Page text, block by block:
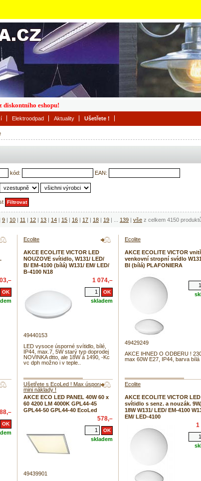
kód: EAN:
9 | 10 | 11 | 12 | 13 | 14 | 15 | 16 | 17 | 18 | 19 | 139 | vše z celkem 4150
Ecolite
AKCE ECOLITE VICTOR LED
NOUZOVE svítidlo, W131/ LED/
B/ EM-4100 (bílá) W131/ EM/ LED/
B-4100 N18
1 074,–
skladem
49440153
LED vysoce úsporné svítidlo, bílé,
IP44, max.7, 5W starý typ doprodej
NOVINKA dtto, ale 18W á 1490, -Kc
vc dph možno i v teple..
Ecolite
AKCE ECOLITE VICTOR
venkovní stropní svídlo
BI (bílá) PLAFONIERA
49429249
AKCE IHNED O ODBERU !
max 60W E27, IP44, barva bílá
Ušetřete s EcoLed ! Max úspora s
mini náklady !
AKCE ECO LED PANEL 40W 60 x
60 4200 LM 4000K GPL44-45
GPL44-50 GPL44-40 EcoLed
578,–
skladem
49439901
Ecolite
AKCE ECOLITE VICTOR LED
svítidlo s senz. a nouzák. 9W,
18W W131/ LED/ EM-4100
EM/ LED-4100
1
Elektroodpad Aktuality Ušetřete !
diskontního eshopu!